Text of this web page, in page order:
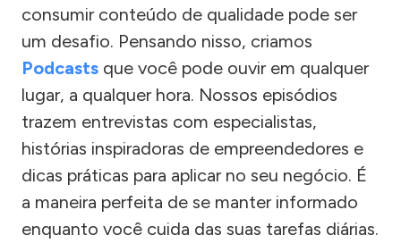
consumir conteúdo de qualidade pode ser
um desafio. Pensando nisso, criamos
Podcasts que você pode ouvir em qualquer
lugar, a qualquer hora. Nossos episódios
trazem entrevistas com especialistas,
histórias inspiradoras de empreendedores e
dicas práticas para aplicar no seu negócio. É
a maneira perfeita de se manter informado
enquanto você cuida das suas tarefas diárias.